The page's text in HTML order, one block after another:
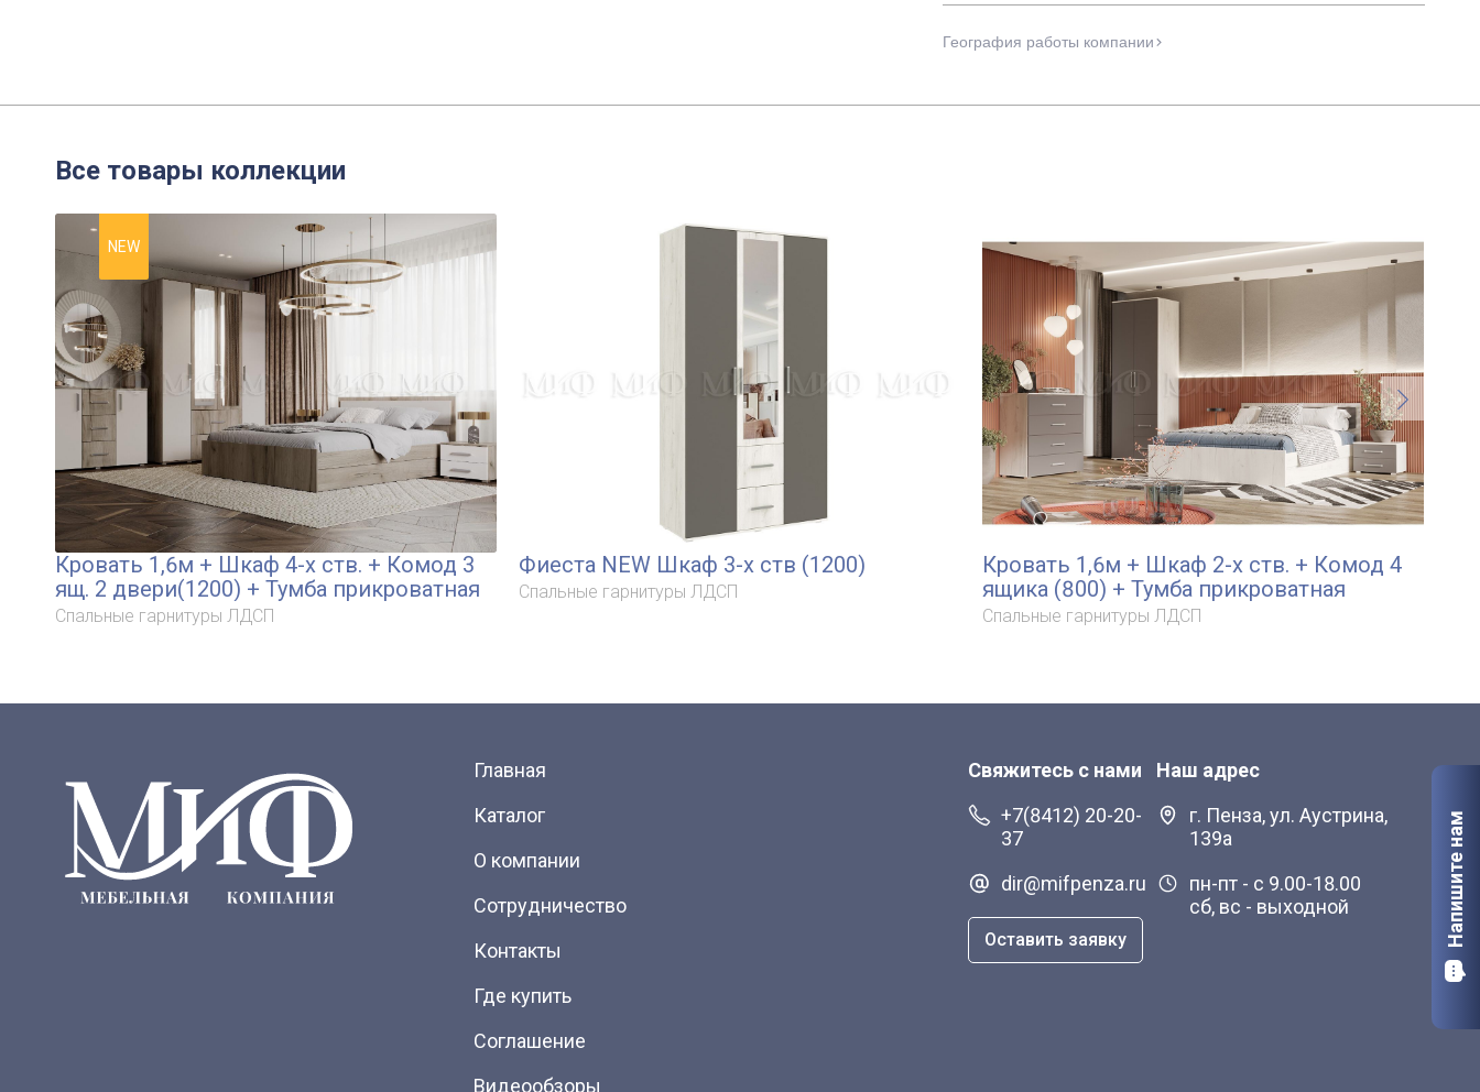
География работы компании
Все товары коллекции
NEW
Кровать 1,6м + Шкаф 4-х ств. + Комод 3
ящ. 2 двери(1200) + Тумба прикроватная
Спальные гарнитуры ЛДСП
Фиеста NEW Шкаф 3-х ств (1200)
Спальные гарнитуры ЛДСП
Кровать 1,6м + Шкаф 2-х ств. + Комод 4
ящика (800) + Тумба прикроватная
Спальные гарнитуры ЛДСП
Главная
Каталог
О компании
Сотрудничество
Контакты
Где купить
Соглашение
Видеообзоры
Свяжитесь с нами
+7(8412) 20-20-
37
dir@mifpenza.ru
Оставить заявку
Наш адрес
г. Пенза, ул. Аустрина,
139а
пн-пт - с 9.00-18.00
сб, вс - выходной
Напишите нам